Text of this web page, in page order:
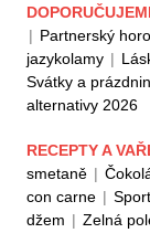
| Partnerský
jazykolamy |
Svátky a
alternativy 2026
RECEPTY A
smetaně |
con carne |
džem | Zelná